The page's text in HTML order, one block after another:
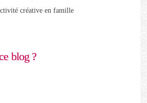
créative en famille
blog ?